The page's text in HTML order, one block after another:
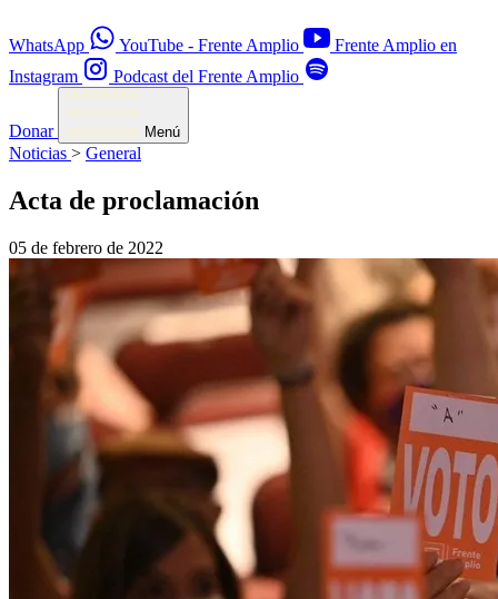
WhatsApp YouTube - Frente Amplio
Frente Amplio en
Instagram
Podcast del Frente Amplio
Donar Menú
Noticias > General
Acta de proclamación
05 de febrero de 2022